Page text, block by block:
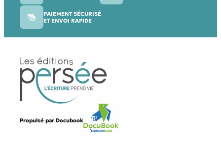
PAIEMENT SÉCURISÉ
ET ENVOI RAPIDE
Propulsé par Docubook